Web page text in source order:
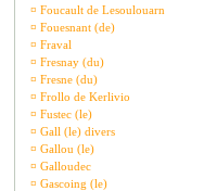
¤ Foucault de Lesoulouarn
¤ Fouesnant (de)
¤ Fraval
¤ Fresnay (du)
¤ Fresne (du)
¤ Frollo de Kerlivio
¤ Fustec (le)
¤ Gall (le) divers
¤ Gallou (le)
¤ Galloudec
¤ Gascoing (le)